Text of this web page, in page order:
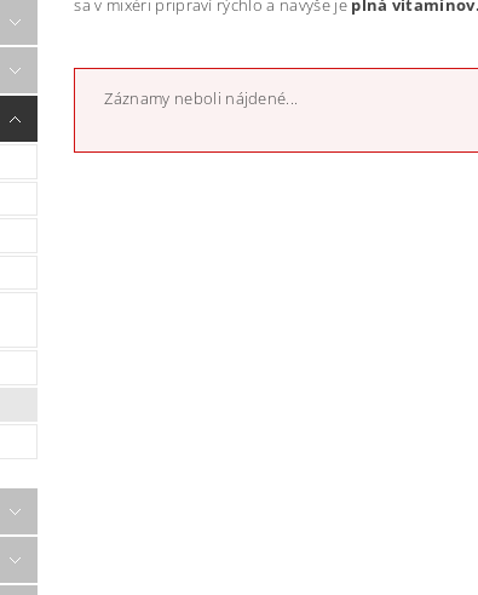
sa v mixéri pripraví rýchlo a navyše je plná vitamínov.
Záznamy neboli nájdené...